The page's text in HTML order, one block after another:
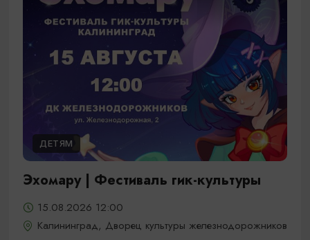
ДЕТЯМ
Эхомару | Фестиваль гик-культуры
15.08.2026 12:00
Калининград, Дворец культуры железнодорожников